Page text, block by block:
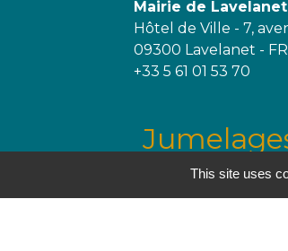
Mairie de
Hôtel de Ville - 7,
09300 Lavelanet -
+33 5 61 01 53 70
Trégueux,
This site uses